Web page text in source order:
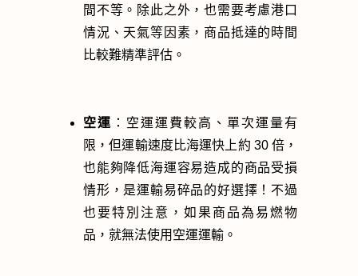
間不等。除此之外，也需要考慮港口
情況、天氣等因素，商品抵達的時間
比較難精準評估。
空運 ：空運運費較高、單次運量有
限，但運輸速度比海運快上約 30 倍，
也能夠降低海運容易造成的商品受損
情形，是運輸易碎品的好選擇！不過
也要特別注意，如果商品為易燃物
品，就無法使用空運運輸。